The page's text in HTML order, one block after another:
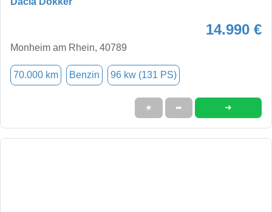
14.990 €
Monheim am Rhein, 40789
70.000 km Benzin 96 kw (131 PS)
★ ➦ ➜